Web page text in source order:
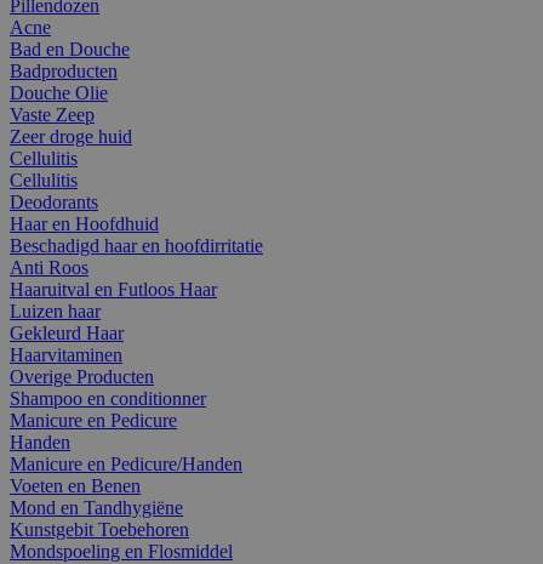
Pillendozen
Acne
Bad en Douche
Badproducten
Douche Olie
Vaste Zeep
Zeer droge huid
Cellulitis
Cellulitis
Deodorants
Haar en Hoofdhuid
Beschadigd haar en hoofdirritatie
Anti Roos
Haaruitval en Futloos Haar
Luizen haar
Gekleurd Haar
Haarvitaminen
Overige Producten
Shampoo en conditionner
Manicure en Pedicure
Handen
Manicure en Pedicure/Handen
Voeten en Benen
Mond en Tandhygiëne
Kunstgebit Toebehoren
Mondspoeling en Flosmiddel